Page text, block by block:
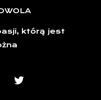
którą jest